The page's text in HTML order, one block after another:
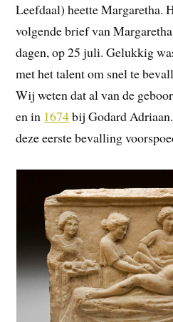
Leefdaal) heette Margaretha.
volgende brief van
dagen, op 25 juli. Gelukkig
met het talent om snel te
Wij weten dat al van de
en in 1674bij Godard
deze eerste bevalling